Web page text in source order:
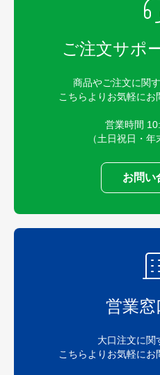
ご注文サポ
商品やご注文に関
こちらよりお気軽にお
営業時間
（土日祝日・年
お問い
営業窓
大口注文に関
こちらよりお気軽にお